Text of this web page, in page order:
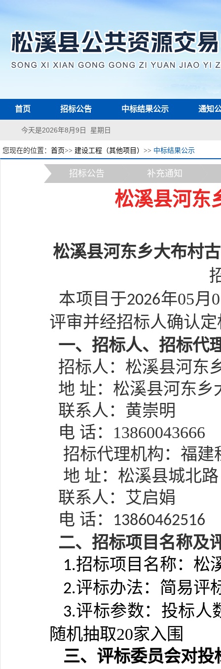
首页 招标公告 中标结果公示 通知
今天是2026年8月9日 星期日
您现在的位置： 首页>> 建设工程（其他项目） >> 中标结果公示
招标公告 补充通知
松溪县河东
松溪县河东乡大布村
本项目于2026年05月
评审并经招标人确认
一、招标人、招标代
招标人： 松溪县河东
地 址：松溪县河东乡
联系人： 黄崇明
电 话： 13860043666
招标代理机构： 福建
地 址： 松溪县城北路
联系人： 艾启娟
电 话：
13860462516
二、招标项目名称及
1.招标项目名称： 松
2.评标办法：简易评
3.评标参数： 投标人
随机抽取20家入围
三、评标委员会对